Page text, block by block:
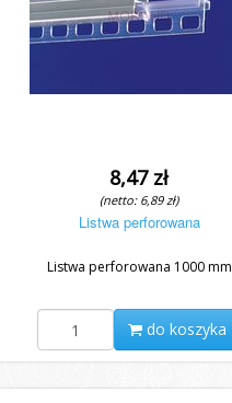
8,47 zł
(netto: 6,89 zł)
Listwa perforowana
Listwa perforowana 1000 mm
do koszyka